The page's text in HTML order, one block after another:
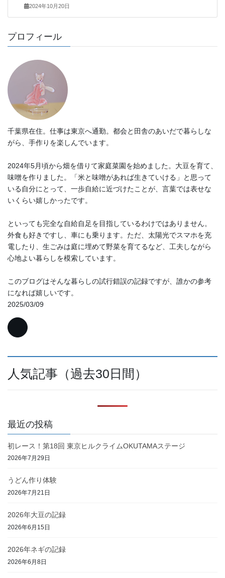
2024年10月20日
プロフィール
千葉県在住。仕事は東京へ通勤。都会と田舎のあいだで暮らしな
がら、手作りを楽しんでいます。
2024年5月頃から畑を借りて家庭菜園を始めました。大豆を育て、
味噌を作りました。「米と味噌があれば生きていける」と思って
いる自分にとって、一歩自給に近づけたことが、言葉では表せな
いくらい嬉しかったです。
といっても完全な自給自足を目指しているわけではありません。
外食も好きですし、車にも乗ります。ただ、太陽光でスマホを充
電したり、生ごみは庭に埋めて野菜を育てるなど、工夫しながら
心地よい暮らしを模索しています。
このブログはそんな暮らしの試行錯誤の記録ですが、誰かの参考
になれば嬉しいです。
2025/03/09
人気記事（過去30日間）
最近の投稿
初レース！第18回 東京ヒルクライムOKUTAMAステージ
2026年7月29日
うどん作り体験
2026年7月21日
2026年大豆の記録
2026年6月15日
2026年ネギの記録
2026年6月8日